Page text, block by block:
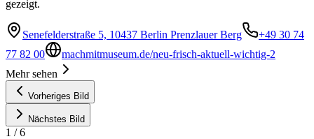
gezeigt.
Senefelderstraße 5, 10437 Berlin Prenzlauer Berg
+49 30 74
77 82 00
machmitmuseum.de/neu-frisch-aktuell-wichtig-2
Mehr sehen
Vorheriges Bild
Nächstes Bild
1 /6